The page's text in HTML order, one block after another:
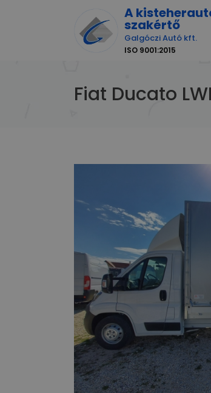
A
szakértő
Galgóczi Autó kft.
ISO 9001:2015
Fiat Ducato